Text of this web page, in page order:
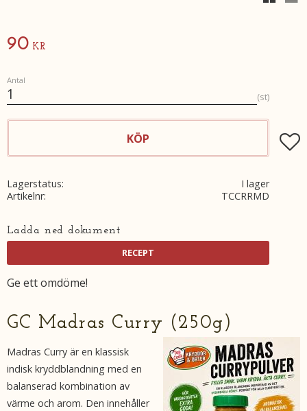
90 KR
Antal
st
KÖP
Lagerstatus
I lager
Artikelnr
TCCRRMD
Ladda ned dokument
Ge ett omdöme!
GC Madras Curry (250g)
Madras Curry är en klassisk
indisk kryddblandning med en
balanserad kombination av
värme och arom. Den innehåller